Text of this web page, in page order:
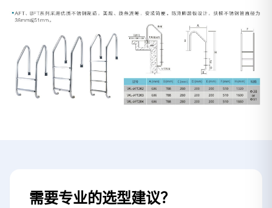
需要专业的选型建议？